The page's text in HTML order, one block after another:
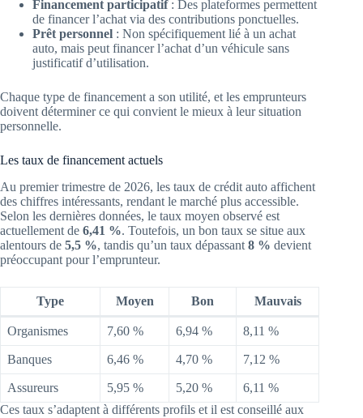
Financement participatif: Des plateformes permettent
de financer l’achat via des contributions ponctuelles.
Prêt personnel : Non spécifiquement lié à un achat
auto, mais peut financer l’achat d’un véhicule sans
justificatif d’utilisation.
Chaque type de financement a son utilité, et les emprunteurs
doivent déterminer ce qui convient le mieux à leur situation
personnelle.
Les taux de financement actuels
Au premier trimestre de 2026, les taux de crédit auto affichent
des chiffres intéressants, rendant le marché plus accessible.
Selon les dernières données, le taux moyen observé est
actuellement de 6,41 %. Toutefois, un bon taux se situe aux
alentours de 5,5 %, tandis qu’un taux dépassant 8 % devient
préoccupant pour l’emprunteur.
Type Moyen Bon Mauvais
Organismes 7,60 % 6,94 % 8,11 %
Banques 6,46 % 4,70 % 7,12 %
Assureurs 5,95 % 5,20 %
6,11 %
Ces taux s’adaptent à différents profils et il est conseillé aux